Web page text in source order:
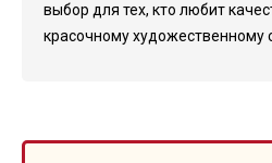
выбор для тех, кто любит
красочному художественному